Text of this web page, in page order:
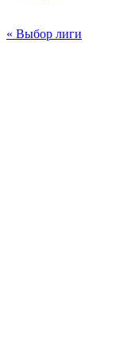
« Выбор лиги